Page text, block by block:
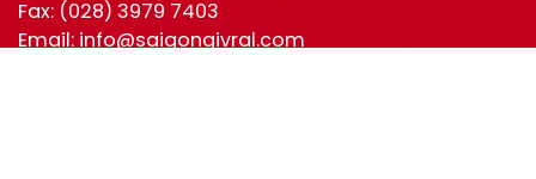
Fax: (028) 3979 7403
Email: info@saigongivral.com